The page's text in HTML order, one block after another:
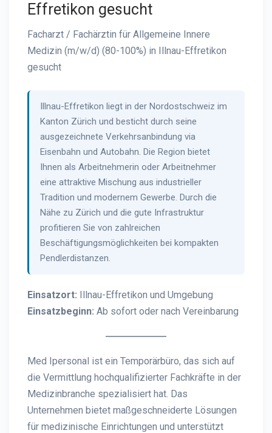
Effretikon gesucht
Facharzt / Fachärztin für Allgemeine Innere
Medizin (m/w/d) (80-100%) in Illnau-Effretikon
gesucht
Illnau-Effretikon liegt in der Nordostschweiz im
Kanton Zürich und besticht durch seine
ausgezeichnete Verkehrsanbindung via
Eisenbahn und Autobahn. Die Region bietet
Ihnen als Arbeitnehmerin oder Arbeitnehmer
eine attraktive Mischung aus industrieller
Tradition und modernem Gewerbe. Durch die
Nähe zu Zürich und die gute Infrastruktur
profitieren Sie von zahlreichen
Beschäftigungsmöglichkeiten bei kompakten
Pendlerdistanzen.
Einsatzort: Illnau-Effretikon und Umgebung
Einsatzbeginn: Ab sofort oder nach Vereinbarung
Med Ipersonal ist ein Temporärbüro, das sich auf
die Vermittlung hochqualifizierter Fachkräfte in der
Medizinbranche spezialisiert hat. Das
Unternehmen bietet maßgeschneiderte Lösungen
für medizinische Einrichtungen und unterstützt